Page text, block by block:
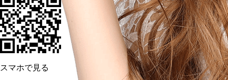
スマホで見る